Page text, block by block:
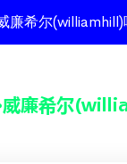
廉希尔